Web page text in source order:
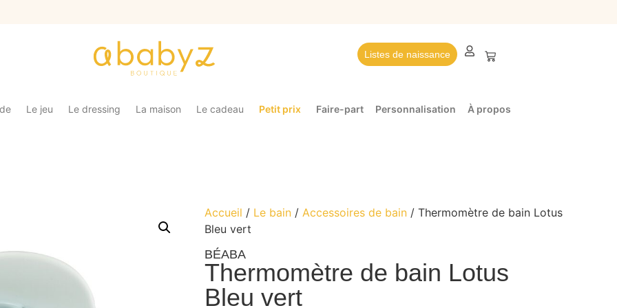
Listes de naissance
Le jeu Le dressing La maison Le cadeau Petit prix Faire-part Personnalisation À propos
Accueil / Le bain/ Accessoires de bain/ Thermomètre de bain Lotus
Bleu vert
BÉABA
Thermomètre de bain Lotus
Bleu vert